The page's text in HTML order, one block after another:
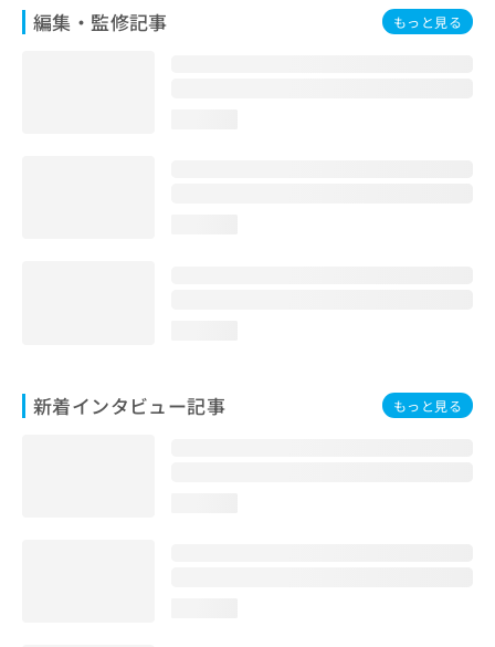
編集・監修記事 もっと見る
新着インタビュー記事 もっと見る